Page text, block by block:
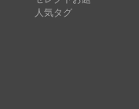
人気タグ